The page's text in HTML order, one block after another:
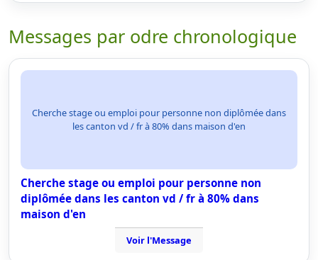
Messages par odre chronologique
Cherche stage ou emploi pour personne non diplômée dans
les canton vd / fr à 80% dans maison d'en
Cherche stage ou emploi pour personne non
diplômée dans les canton vd / fr à 80% dans
maison d'en
Voir l'Message